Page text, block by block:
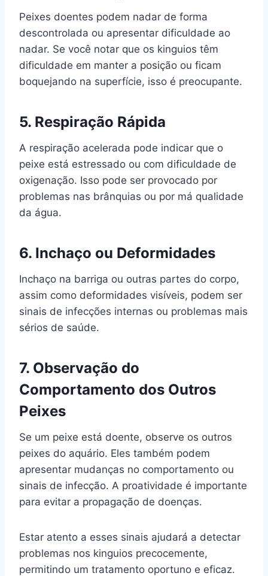
Peixes doentes podem nadar de forma
descontrolada ou apresentar dificuldade ao
nadar. Se você notar que os kinguios têm
dificuldade em manter a posição ou ficam
boquejando na superfície, isso é preocupante.
5. Respiração Rápida
A respiração acelerada pode indicar que o
peixe está estressado ou com dificuldade de
oxigenação. Isso pode ser provocado por
problemas nas brânquias ou por má qualidade
da água.
6. Inchaço ou Deformidades
Inchaço na barriga ou outras partes do corpo,
assim como deformidades visíveis, podem ser
sinais de infecções internas ou problemas mais
sérios de saúde.
7. Observação do
Comportamento dos Outros
Peixes
Se um peixe está doente, observe os outros
peixes do aquário. Eles também podem
apresentar mudanças no comportamento ou
sinais de infecção. A proatividade é importante
para evitar a propagação de doenças.
Estar atento a esses sinais ajudará a detectar
problemas nos kinguios precocemente,
permitindo um tratamento oportuno e eficaz.